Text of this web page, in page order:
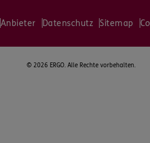
Anbieter Datenschutz Sitemap
© 2026 ERGO. Alle Rechte vorbehalten.